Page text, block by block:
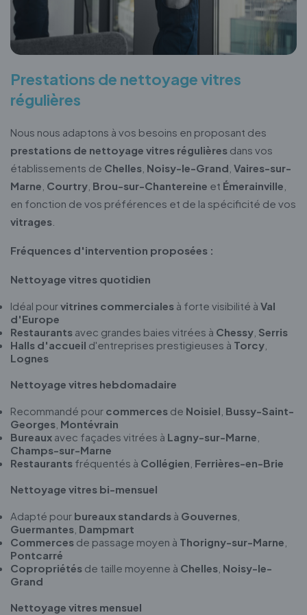
Prestations de nettoyage vitres
régulières
Nous nous adaptons à vos besoins en proposant des
prestations de nettoyage vitres régulières dans vos
établissements de Chelles Noisy-le-Grand Vaires-sur-
Marne Courtry Brou-sur-Chantereine et Émerainville
en fonction de vos préférences et de la spécificité de vos
vitrages
Fréquences d'intervention proposées :
Nettoyage vitres quotidien
Idéal pourvitrines commerciales à forte visibilité à Val
d'Europe
Restaurants avec grandes baies vitrées à Chessy Serris
Halls d'accueil d'entreprises prestigieuses à Torcy
Lognes
Nettoyage vitres hebdomadaire
Recommandé pour commerces de Noisiel Bussy-Saint-
Georges Montévrain
Bureaux avec façades vitrées à Lagny-sur-Marne
Champs-sur-Marne
Restaurants fréquentés à Collégien Ferrières-en-Brie
Nettoyage vitres bi-mensuel
Adapté pour bureaux standards à Gouvernes
Guermantes Dampmart
Commerces de passage moyen à Thorigny-sur-Marne
Pontcarré
Copropriétés de taille moyenne à Chelles Noisy-le-
Grand
Nettoyage vitres mensuel